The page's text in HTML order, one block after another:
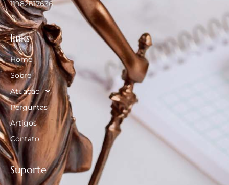
11982617636
links
Home
Sobre
Atuação
Perguntas
Artigos
Contato
Suporte